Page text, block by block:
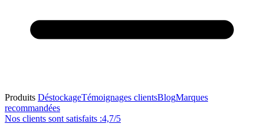
Produits DéstockageTémoignages clientsBlogMarques
recommandées
Nos clients sont satisfaits :4,7/5